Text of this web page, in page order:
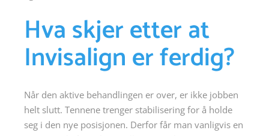
Hva skjer etter at
Invisalign er ferdig?
Når den aktive behandlingen er over, er ikke jobben
helt slutt. Tennene trenger stabilisering for å holde
seg i den nye posisjonen. Derfor får man vanligvis en